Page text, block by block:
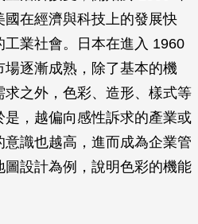
在經濟與科技上的發展快
業社會。日本在進入 1960
逐漸成熟，除了基本的機
之外，色彩、造形、樣式等
，越偏向感性訴求的產業或
識也越高，進而成為企業管
設計為例，說明色彩的機能